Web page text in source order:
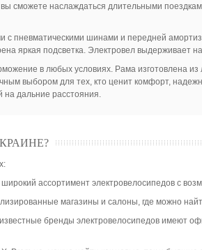
сможете наслаждаться длительными
пневматическими шинами и передней
яркая подсветка. Электровел выдерживает
в любых условиях. Рама изготовлена
выбором для тех, кто ценит комфорт,
на дальние расстояния.
ассортимент электровелосипедов с
магазины и салоны, где можно
бренды электровелосипедов имеют